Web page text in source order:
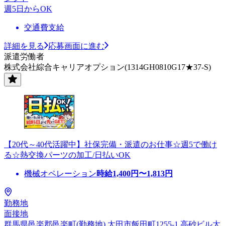
週5日からOK
交通費支給
詳細を見る
応募画面に進む
派遣労働者
株式会社綜合キャリアオプション(1314GH0810G17★37-S)
【20代～40代活躍中】社保完備・派遣のお仕事☆週5で働け
る☆熱交換パーツの加工/日払いOK
機械オペレーション時給1,400円〜1,813円
勤務地
面接地
群馬県邑楽郡邑楽町(勤務地) 太田市飯田町1255-1 高砂ビル太